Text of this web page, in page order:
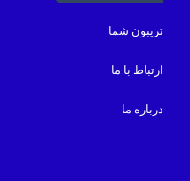
تریبون شما
ارتباط با ما
درباره ما